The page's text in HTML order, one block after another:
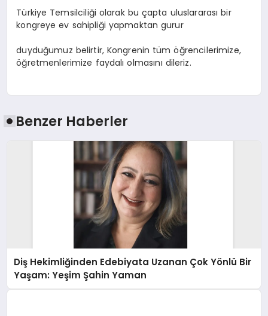
Türkiye Temsilciliği olarak bu çapta uluslararası bir
kongreye ev sahipliği yapmaktan gurur
duyduğumuz belirtir, Kongrenin tüm öğrencilerimize,
öğretmenlerimize faydalı olmasını dileriz.
Benzer Haberler
Diş Hekimliğinden Edebiyata Uzanan Çok Yönlü Bir
Yaşam: Yeşim Şahin Yaman